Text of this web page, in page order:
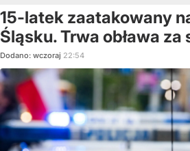
15-latek zaatakowany
Śląsku. Trwa obława za
Dodano: wczoraj 22:54